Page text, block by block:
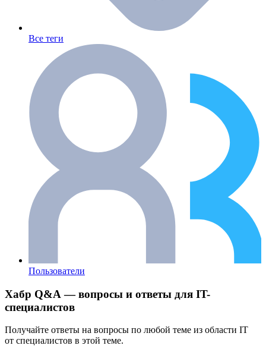
Все теги
Пользователи
Хабр Q&A — вопросы и ответы для IT-
специалистов
Получайте ответы на вопросы по любой теме из области IT
от специалистов в этой теме.